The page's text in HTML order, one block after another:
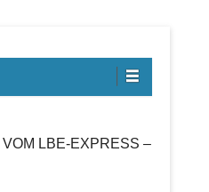
LBE-EXPRESS –